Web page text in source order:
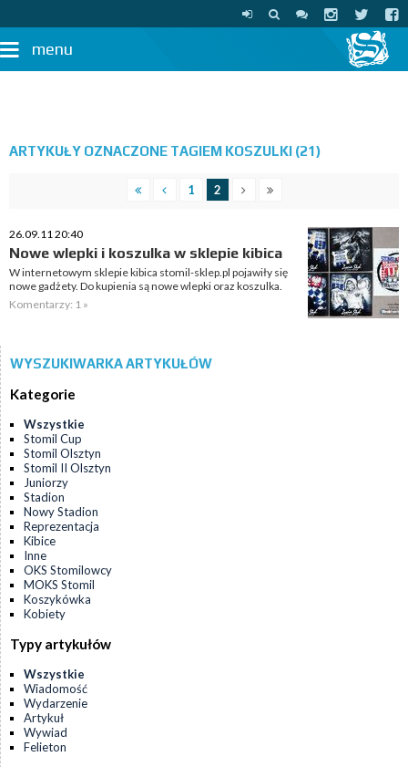
menu
ARTYKUŁY OZNACZONE TAGIEM KOSZULKI (21)
1 2
26.09.11 20:40
Nowe wlepki i koszulka w sklepie kibica
W internetowym sklepie kibica stomil-sklep.pl pojawiły się
nowe gadżety. Do kupienia są nowe wlepki oraz koszulka.
Komentarzy: 1 »
WYSZUKIWARKA ARTYKUŁÓW
Kategorie
Wszystkie
Stomil Cup
Stomil Olsztyn
Stomil II Olsztyn
Juniorzy
Stadion
Nowy Stadion
Reprezentacja
Kibice
Inne
OKS Stomilowcy
MOKS Stomil
Koszykówka
Kobiety
Typy artykułów
Wszystkie
Wiadomość
Wydarzenie
Artykuł
Wywiad
Felieton